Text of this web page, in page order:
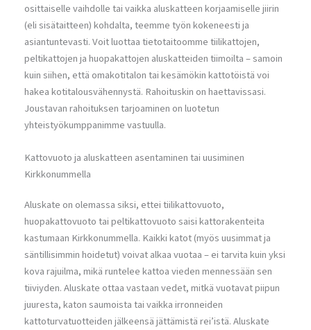
osittaiselle vaihdolle tai vaikka aluskatteen korjaamiselle jiirin
(eli sisätaitteen) kohdalta, teemme työn kokeneesti ja
asiantuntevasti. Voit luottaa tietotaitoomme tiilikattojen,
peltikattojen ja huopakattojen aluskatteiden tiimoilta – samoin
kuin siihen, että omakotitalon tai kesämökin kattotöistä voi
hakea kotitalousvähennystä. Rahoituskin on haettavissasi.
Joustavan rahoituksen tarjoaminen on luotetun
yhteistyökumppanimme vastuulla.
Kattovuoto ja aluskatteen asentaminen tai uusiminen
Kirkkonummella
Aluskate on olemassa siksi, ettei tiilikattovuoto,
huopakattovuoto tai peltikattovuoto saisi kattorakenteita
kastumaan Kirkkonummella. Kaikki katot (myös uusimmat ja
säntillisimmin hoidetut) voivat alkaa vuotaa – ei tarvita kuin yksi
kova rajuilma, mikä runtelee kattoa vieden mennessään sen
tiiviyden. Aluskate ottaa vastaan vedet, mitkä vuotavat piipun
juuresta, katon saumoista tai vaikka irronneiden
kattoturvatuotteiden jälkeensä jättämistä rei’istä. Aluskate